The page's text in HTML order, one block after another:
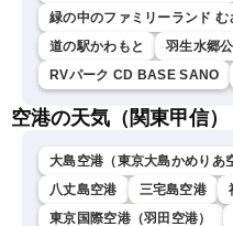
緑の中のファミリーランド
道の駅かわもと
羽生水郷
RVパーク CD BASE SANO
空港の天気（関東甲信）
大島空港（東京大島かめりあ
八丈島空港
三宅島空港
東京国際空港（羽田空港）